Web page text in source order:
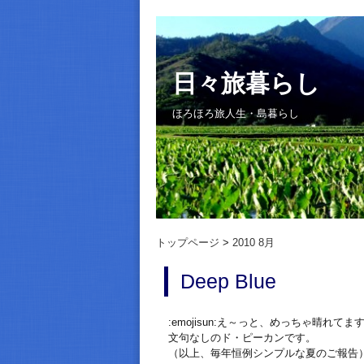
日々旅暮らし
ほろほろ旅人生・島暮らし
トップページ 2010 8月
Deep Blue
:emojisun:え～っと、めっちゃ晴れてま
文句なしのド・ピーカンです。
（以上、毎年恒例シンプルな夏のご報告